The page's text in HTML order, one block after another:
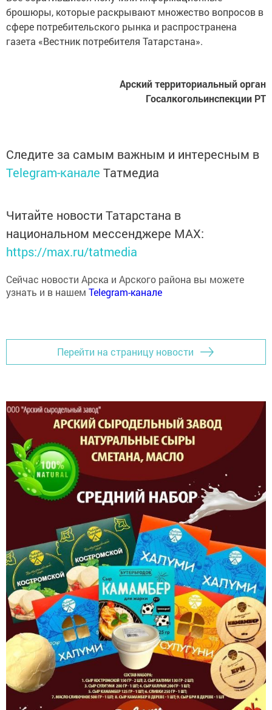
брошюры, которые раскрывают множество вопросов в
сфере потребительского рынка и распространена
газета «Вестник потребителя Татарстана».
Госалкогольинспекции РТ
Telegram-каналеТатмедиа
Читайте новости Татарстана в
национальном мессенджере MАХ:
https://max.ru/tatmedia
узнать и в нашемTelegram-канале
Перейти на страницу новости